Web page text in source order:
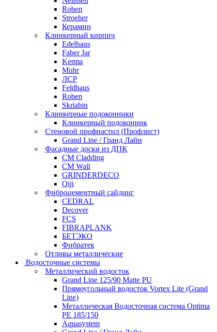
Roben
Stroeher
Керамин
Клинкерный кирпич
Edelhaus
Faber Jar
Kerma
Muhr
ЛСР
Feldhaus
Roben
Skriabin
Клинкерные подоконники
Клинкерный подоконник
Стеновой профнастил (Профлист)
Grand Line / Гранд Лайн
Фасадные доски из ДПК
CM Cladding
CM Wall
GRINDERDECO
Qiji
Фиброцементный сайдинг
CEDRAL
Decover
FCS
FIBRAPLANK
БЕТЭКО
Фибратек
Отливы металлические
Водосточные системы
Металлический водосток
Grand Line 125/90 Matte PU
Прямоугольный водосток Vortex Lite (Grand
Line)
Металлическая Водосточная система Optima
PE 185/150
Aquasystem